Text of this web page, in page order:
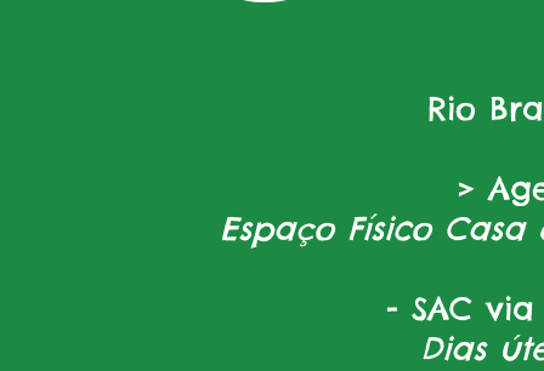
Rio
>
Espaço Físico Casa
- SAC via
Dias